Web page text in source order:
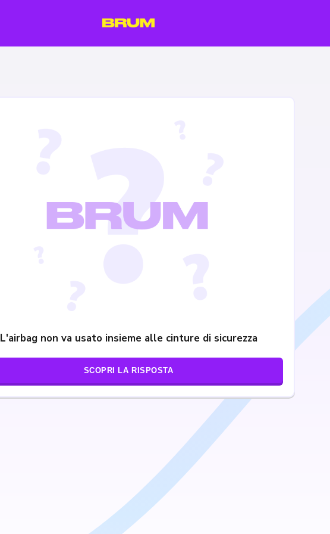
L'airbag non va usato insieme alle cinture di sicurezza
SCOPRI LA RISPOSTA